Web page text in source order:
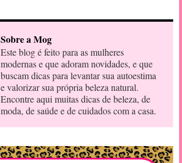
Sobre a Mog
Este blog é feito para as mulheres
modernas e que adoram novidades, e que
buscam dicas para levantar sua autoestima
e valorizar sua própria beleza natural.
Encontre aqui muitas dicas de beleza, de
moda, de saúde e de cuidados com a casa.